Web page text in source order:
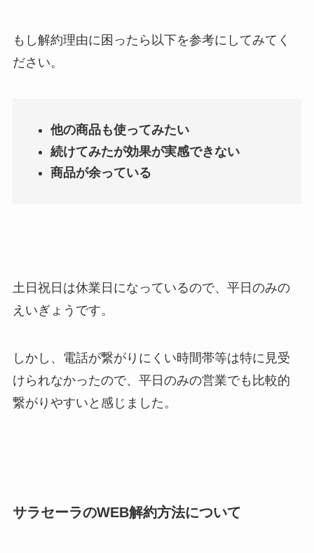
もし解約理由に困ったら以下を参考にしてみてく
ださい。
他の商品も使ってみたい
続けてみたが効果が実感できない
商品が余っている
土日祝日は休業日になっているので、平日のみの
えいぎょうです。
しかし、電話が繋がりにくい時間帯等は特に見受
けられなかったので、平日のみの営業でも比較的
繋がりやすいと感じました。
サラセーラのWEB解約方法について